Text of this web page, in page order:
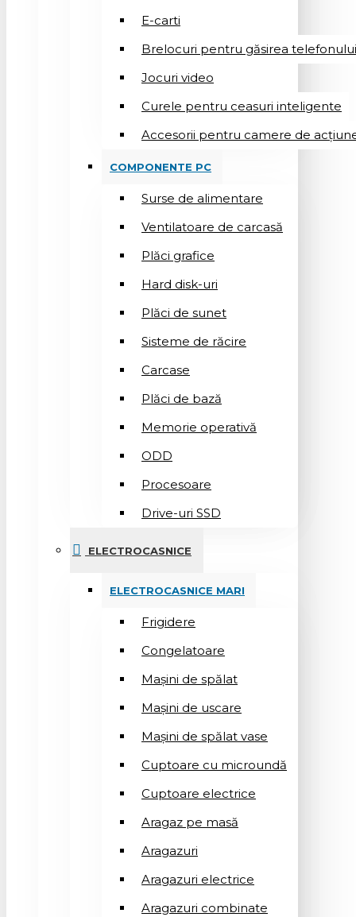
E-carti
Brelocuri pentru găsirea telefonului
Jocuri video
Curele pentru ceasuri inteligente
Accesorii pentru camere de
COMPONENTE PC
Surse de alimentare
Ventilatoare de carcasă
Plăci grafice
Hard disk-uri
Plăci de sunet
Sisteme de răcire
Carcase
Plăci de bază
Memorie operativă
ODD
Procesoare
Drive-uri SSD
ELECTROCASNICE
ELECTROCASNICE MARI
Frigidere
Congelatoare
Mașini de spălat
Mașini de uscare
Mașini de spălat vase
Cuptoare cu microundă
Cuptoare electrice
Aragaz pe masă
Aragazuri
Aragazuri electrice
Aragazuri combinate